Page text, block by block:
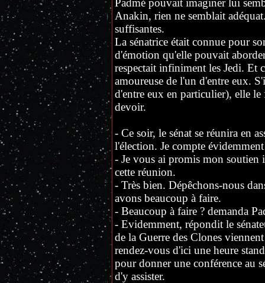
Padmé pouvait imaginer lui
Anakin, rien ne semblait
suffisantes.
La sénatrice était connue pour
d'émotion qu'elle pouvait
respectait infiniment les Jedi. Et
amoureuse de l'un d'entre eux.
d'entre eux en particulier), elle
devoir.
- Ce soir, le sénat se réunira en
l'élection. Je compte
- Je vous ai promis mon soutien
cette réunion.
- Très bien. Dépêchons-nous
avons beaucoup à faire.
- Beaucoup à faire ? demanda
- Evidemment, répondit le
de la Guerre des Clones
rendez-vous d'ici une heure
pour donner une conférence au
d'y assister.